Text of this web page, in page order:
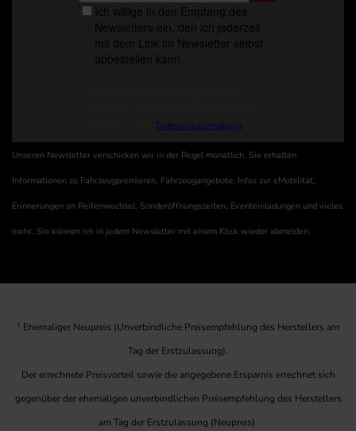
Unseren Newsletter verschicken wir in der Regel monatlich. Sie erhalten
Informationen zu Fahrzeugpremieren, Fahrzeugangebote, Infos zur eMobilität,
Erinnerungen an Reifenwechsel, Sonderöffnungszeiten, Eventeinladungen und vieles
mehr. Sie können ich in jedem Newsletter mit einem Klick wieder abmelden.
1 Ehemaliger Neupreis (Unverbindliche Preisempfehlung des Herstellers am
Tag der Erstzulassung).
Der errechnete Preisvorteil sowie die angegebene Ersparnis errechnet sich
gegenüber der ehemaligen unverbindlichen Preisempfehlung des Herstellers
am Tag der Erstzulassung (Neupreis).